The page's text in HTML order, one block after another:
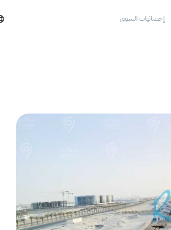
إحصائيات السوق